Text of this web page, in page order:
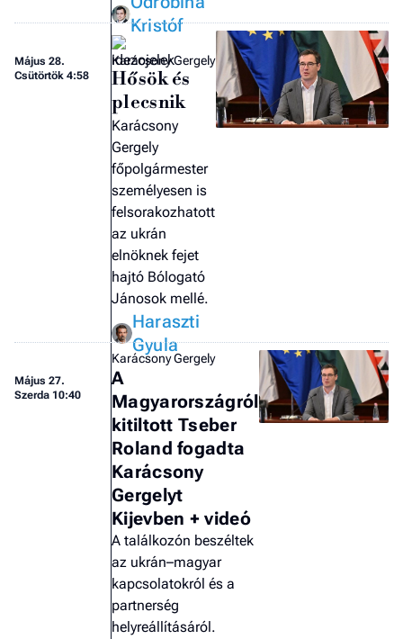
Kristóf
Május 28.
Csütörtök 4:58
Karácsony Gergely
Hősök és
plecsnik
Karácsony
Gergely
főpolgármester
személyesen is
felsorakozhatott
az ukrán
elnöknek fejet
hajtó Bólogató
Jánosok mellé.
Haraszti
Gyula
Május 27.
Szerda 10:40
Karácsony Gergely
A
Magyarországról
kitiltott Tseber
Roland fogadta
Karácsony
Gergelyt
Kijevben + videó
A találkozón beszéltek
az ukrán–magyar
kapcsolatokról és a
partnerség
helyreállításáról.